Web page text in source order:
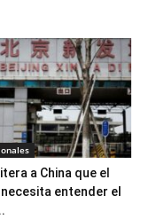
a China que el
entender el